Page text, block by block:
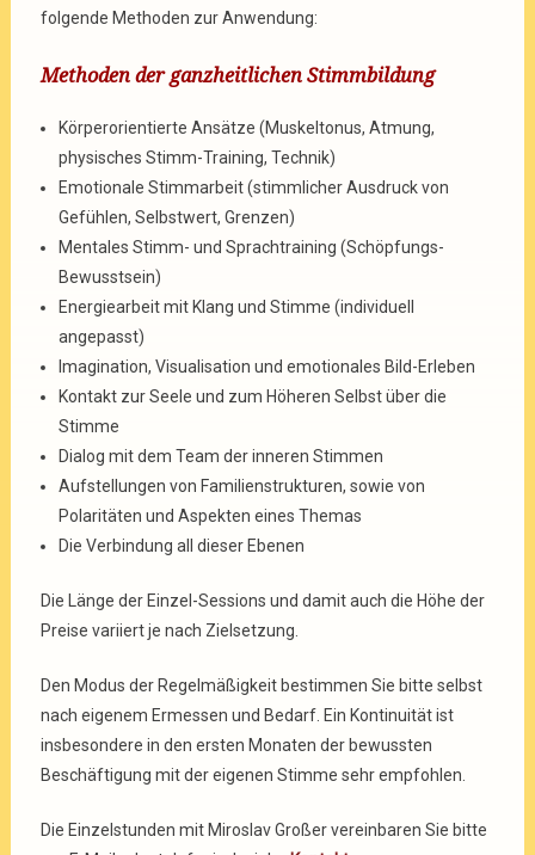
folgende Methoden zur Anwendung:
Methoden der ganzheitlichen Stimmbildung
Körperorientierte Ansätze (Muskeltonus, Atmung,
physisches Stimm-Training, Technik)
Emotionale Stimmarbeit (stimmlicher Ausdruck von
Gefühlen, Selbstwert, Grenzen)
Mentales Stimm- und Sprachtraining (Schöpfungs-
Bewusstsein)
Energiearbeit mit Klang und Stimme (individuell
angepasst)
Imagination, Visualisation und emotionales Bild-Erleben
Kontakt zur Seele und zum Höheren Selbst über die
Stimme
Dialog mit dem Team der inneren Stimmen
Aufstellungen von Familienstrukturen, sowie von
Polaritäten und Aspekten eines Themas
Die Verbindung all dieser Ebenen
Die Länge der Einzel-Sessions und damit auch die Höhe der
Preise variiert je nach Zielsetzung.
Den Modus der Regelmäßigkeit bestimmen Sie bitte selbst
nach eigenem Ermessen und Bedarf. Ein Kontinuität ist
insbesondere in den ersten Monaten der bewussten
Beschäftigung mit der eigenen Stimme sehr empfohlen.
Die Einzelstunden mit Miroslav Großer vereinbaren Sie bitte